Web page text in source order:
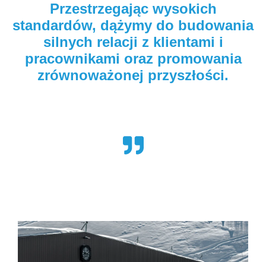
Przestrzegając wysokich
standardów, dążymy do budowania
silnych relacji z klientami i
pracownikami oraz promowania
zrównoważonej przyszłości.